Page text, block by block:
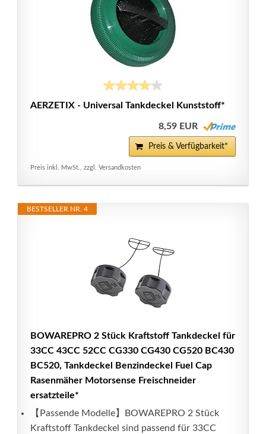
AERZETIX - Universal Tankdeckel Kunststoff*
8,59 EUR
Preis & Verfügbarkeit*
Preis inkl. MwSt., zzgl. Versandkosten
BESTSELLER NR. 4
BOWAREPRO 2 Stück Kraftstoff Tankdeckel für
33CC 43CC 52CC CG330 CG430 CG520 BC430
BC520, Tankdeckel Benzindeckel Fuel Cap
Rasenmäher Motorsense Freischneider
ersatzteile*
【Passende Modelle】BOWAREPRO 2 Stück
Kraftstoff Tankdeckel sind passend für 33CC